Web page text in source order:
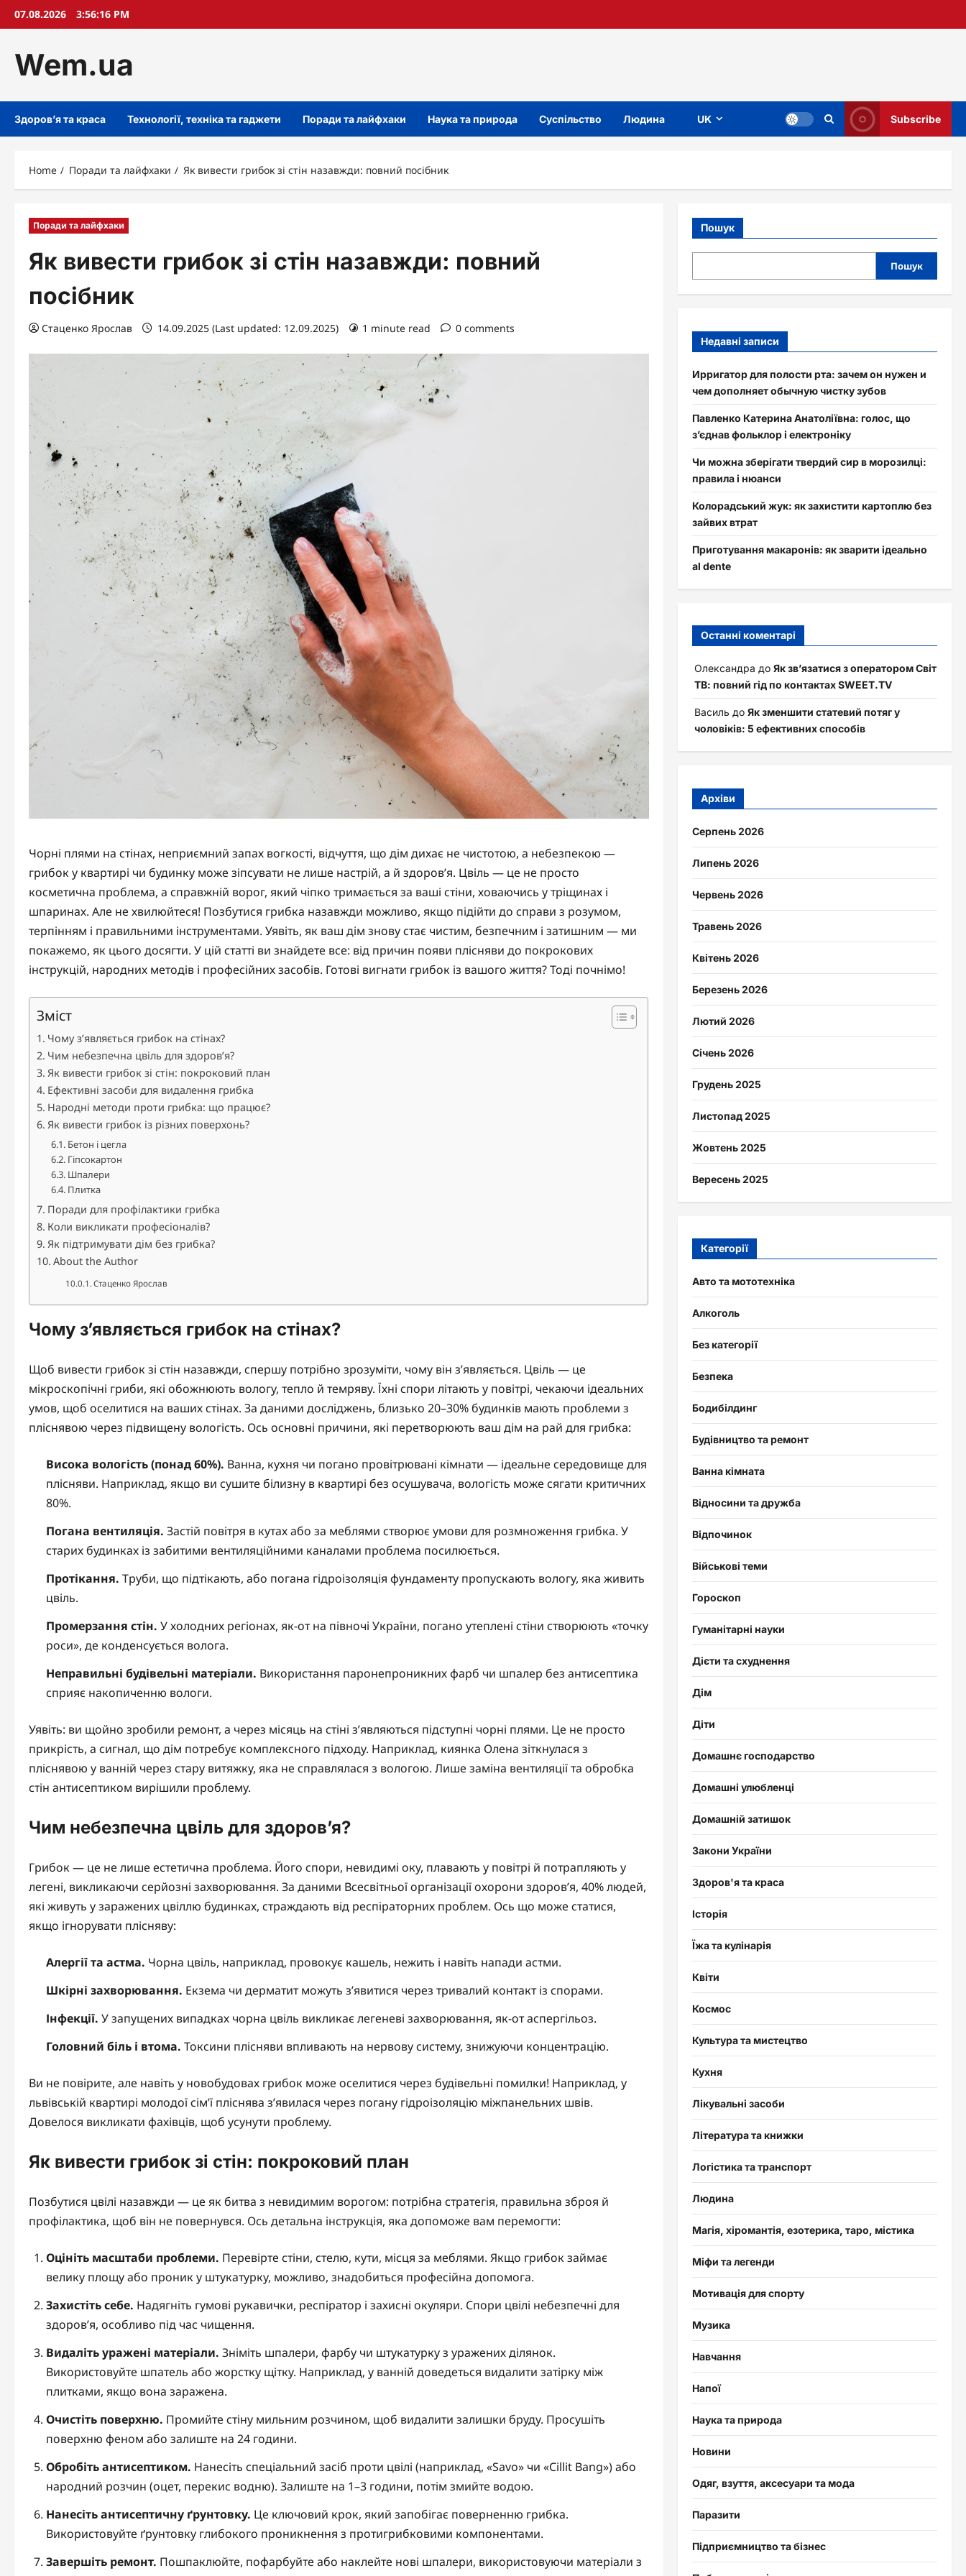
Skip07.08.2026 3:56:17 PM
Wem.ua
Здоров’я та краса Технології, техніка та гаджети Поради та лайфхаки Наука та природа Суспільство Людина UK Subscribe
Home Поради та лайфхаки Як вивести грибок зі стін назавжди: повний посібник
Поради та лайфхаки
Як вивести грибок зі стін назавжди: повний
посібник
Стаценко Ярослав 14.09.2025 (Last updated: 12.09.2025) 1 minute read 0 comments
Чорні плями на стінах, неприємний запах вогкості, відчуття, що дім дихає не чистотою, а небезпекою —
грибок у квартирі чи будинку може зіпсувати не лише настрій, а й здоров’я. Цвіль — це не просто
косметична проблема, а справжній ворог, який чіпко тримається за ваші стіни, ховаючись у тріщинах і
шпаринах. Але не хвилюйтеся! Позбутися грибка назавжди можливо, якщо підійти до справи з розумом,
терпінням і правильними інструментами. Уявіть, як ваш дім знову стає чистим, безпечним і затишним — ми
покажемо, як цього досягти. У цій статті ви знайдете все: від причин появи плісняви до покрокових
інструкцій, народних методів і професійних засобів. Готові вигнати грибок із вашого життя? Тоді почнімо!
Зміст
Чому з’являється грибок на стінах?
Чим небезпечна цвіль для здоров’я?
Як вивести грибок зі стін: покроковий план
Ефективні засоби для видалення грибка
Народні методи проти грибка: що працює?
Як вивести грибок із різних поверхонь?
Бетон і цегла
Гіпсокартон
Шпалери
Плитка
Поради для профілактики грибка
Коли викликати професіоналів?
Як підтримувати дім без грибка?
About the Author
Стаценко Ярослав
Чому з’являється грибок на стінах?
Щоб вивести грибок зі стін назавжди, спершу потрібно зрозуміти, чому він з’являється. Цвіль — це
мікроскопічні гриби, які обожнюють вологу, тепло й темряву. Їхні спори літають у повітрі, чекаючи ідеальних
умов, щоб оселитися на ваших стінах. За даними досліджень, близько 20–30% будинків мають проблеми з
пліснявою через підвищену вологість. Ось основні причини, які перетворюють ваш дім на рай для грибка:
Висока вологість (понад 60%). Ванна, кухня чи погано провітрювані кімнати — ідеальне середовище для
плісняви. Наприклад, якщо ви сушите білизну в квартирі без осушувача, вологість може сягати критичних
80%.
Погана вентиляція. Застій повітря в кутах або за меблями створює умови для розмноження грибка. У
старих будинках із забитими вентиляційними каналами проблема посилюється.
Протікання. Труби, що підтікають, або погана гідроізоляція фундаменту пропускають вологу, яка живить
цвіль.
Промерзання стін. У холодних регіонах, як-от на півночі України, погано утеплені стіни створюють «точку
роси», де конденсується волога.
Неправильні будівельні матеріали. Використання паронепроникних фарб чи шпалер без антисептика
сприяє накопиченню вологи.
Уявіть: ви щойно зробили ремонт, а через місяць на стіні з’являються підступні чорні плями. Це не просто
прикрість, а сигнал, що дім потребує комплексного підходу. Наприклад, киянка Олена зіткнулася з
пліснявою у ванній через стару витяжку, яка не справлялася з вологою. Лише заміна вентиляції та обробка
стін антисептиком вирішили проблему.
Чим небезпечна цвіль для здоров’я?
Грибок — це не лише естетична проблема. Його спори, невидимі оку, плавають у повітрі й потрапляють у
легені, викликаючи серйозні захворювання. За даними Всесвітньої організації охорони здоров’я, 40% людей,
які живуть у заражених цвіллю будинках, страждають від респіраторних проблем. Ось що може статися,
якщо ігнорувати плісняву:
Алергії та астма. Чорна цвіль, наприклад, провокує кашель, нежить і навіть напади астми.
Шкірні захворювання. Екзема чи дерматит можуть з’явитися через тривалий контакт із спорами.
Інфекції. У запущених випадках чорна цвіль викликає легеневі захворювання, як-от аспергільоз.
Головний біль і втома. Токсини плісняви впливають на нервову систему, знижуючи концентрацію.
Ви не повірите, але навіть у новобудовах грибок може оселитися через будівельні помилки! Наприклад, у
львівській квартирі молодої сім’ї пліснява з’явилася через погану гідроізоляцію міжпанельних швів.
Довелося викликати фахівців, щоб усунути проблему.
Як вивести грибок зі стін: покроковий план
Позбутися цвілі назавжди — це як битва з невидимим ворогом: потрібна стратегія, правильна зброя й
профілактика, щоб він не повернувся. Ось детальна інструкція, яка допоможе вам перемогти:
Оцініть масштаби проблеми. Перевірте стіни, стелю, кути, місця за меблями. Якщо грибок займає
велику площу або проник у штукатурку, можливо, знадобиться професійна допомога.
Захистіть себе. Надягніть гумові рукавички, респіратор і захисні окуляри. Спори цвілі небезпечні для
здоров’я, особливо під час чищення.
Видаліть уражені матеріали. Зніміть шпалери, фарбу чи штукатурку з уражених ділянок.
Використовуйте шпатель або жорстку щітку. Наприклад, у ванній доведеться видалити затірку між
плитками, якщо вона заражена.
Очистіть поверхню. Промийте стіну мильним розчином, щоб видалити залишки бруду. Просушіть
поверхню феном або залиште на 24 години.
Обробіть антисептиком. Нанесіть спеціальний засіб проти цвілі (наприклад, «Savo» чи «Cillit Bang») або
народний розчин (оцет, перекис водню). Залиште на 1–3 години, потім змийте водою.
Нанесіть антисептичну ґрунтовку. Це ключовий крок, який запобігає поверненню грибка.
Використовуйте ґрунтовку глибокого проникнення з протигрибковими компонентами.
Завершіть ремонт. Пошпаклюйте, пофарбуйте або наклейте нові шпалери, використовуючи матеріали з
Пошук
Пошук
Недавні записи
Ирригатор для полости рта: зачем он нужен и
чем дополняет обычную чистку зубов
Павленко Катерина Анатоліївна: голос, що
з’єднав фольклор і електроніку
Чи можна зберігати твердий сир в морозилці:
правила і нюанси
Колорадський жук: як захистити картоплю без
зайвих втрат
Приготування макаронів: як зварити ідеально
al dente
Останні коментарі
Олександра до Як зв’язатися з оператором Світ
ТВ: повний гід по контактах SWEET.TV
Василь до Як зменшити статевий потяг у
чоловіків: 5 ефективних способів
Архіви
Серпень 2026
Липень 2026
Червень 2026
Травень 2026
Квітень 2026
Березень 2026
Лютий 2026
Січень 2026
Грудень 2025
Листопад 2025
Жовтень 2025
Вересень 2025
Категорії
Авто та мототехніка
Алкоголь
Без категорії
Безпека
Бодибілдинг
Будівництво та ремонт
Ванна кімната
Відносини та дружба
Відпочинок
Військові теми
Гороскоп
Гуманітарні науки
Дієти та схуднення
Дім
Діти
Домашнє господарство
Домашні улюбленці
Домашній затишок
Закони України
Здоров'я та краса
Історія
Їжа та кулінарія
Квіти
Космос
Культура та мистецтво
Кухня
Лікувальні засоби
Література та книжки
Логістика та транспорт
Людина
Магія, хіромантія, езотерика, таро, містика
Міфи та легенди
Мотивація для спорту
Музика
Навчання
Напої
Наука та природа
Новини
Одяг, взуття, аксесуари та мода
Паразити
Підприємництво та бізнес